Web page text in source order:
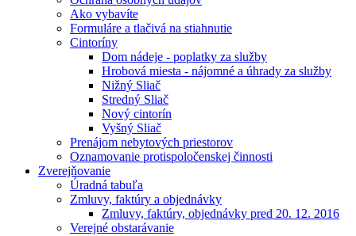
Ako vybavíte
Formuláre a tlačivá na stiahnutie
Cintoríny
Dom nádeje - poplatky za služby
Hrobová miesta - nájomné a úhrady za služby
Nižný Sliač
Stredný Sliač
Nový cintorín
Vyšný Sliač
Prenájom nebytových priestorov
Oznamovanie protispoločenskej činnosti
Zverejňovanie
Úradná tabuľa
Zmluvy, faktúry a objednávky
Zmluvy, faktúry, objednávky pred 20. 12. 2016
Verejné obstarávanie